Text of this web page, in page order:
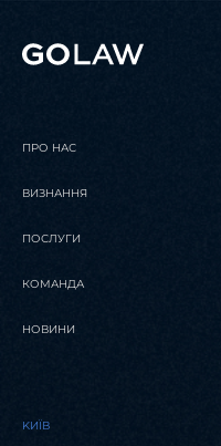
ПРО НАС
ВИЗНАННЯ
ПОСЛУГИ
КОМАНДА
НОВИНИ
KИЇВ